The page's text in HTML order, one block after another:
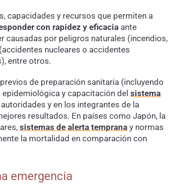
capacidades y recursos que permiten a
con rapidez y eficaciaante
causadas por peligros naturales (incendios,
nucleares o accidentes
entre otros.
de preparación sanitaria (incluyendo
y capacitación del sistema
y en los integrantes de la
resultados. En países como Japón, la
sistemas de alerta tempranay normas
la mortalidad en comparación con
emergencia